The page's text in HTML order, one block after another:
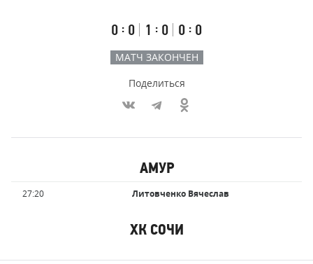
Первый
тайм
0 : 0
Второй
тайм
1 : 0
Третий
тайм
0 : 0
МАТЧ ЗАКОНЧЕН
Поделиться
забившие
АМУР
Время Имя
игрока
27:20 Литовченко Вячеслав
ХК СОЧИ
игрока